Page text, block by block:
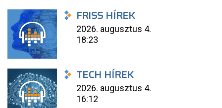
FRISS HÍREK
2026. augusztus 4.
18:23
TECH HÍREK
2026. augusztus 4.
16:12